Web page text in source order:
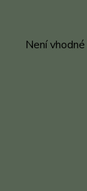
Není